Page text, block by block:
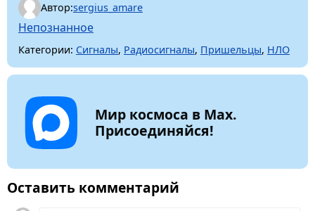
Автор:sergius_amare
Непознанное
Категории: Сигналы, Радиосигналы, Пришельцы, НЛО
Мир космоса в Max.
Присоединяйся!
Оставить комментарий